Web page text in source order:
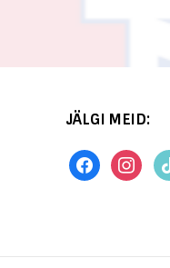
JÄLGI MEID: